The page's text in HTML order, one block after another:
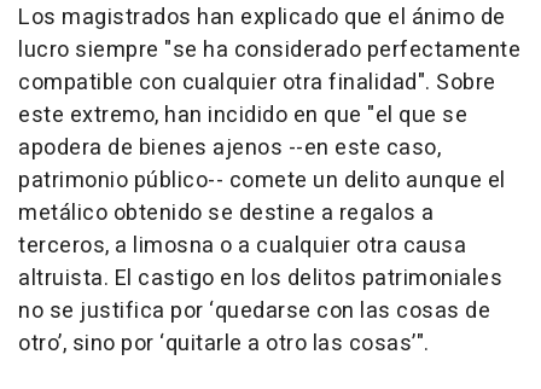
Los magistrados han explicado que el ánimo de
lucro siempre "se ha considerado perfectamente
compatible con cualquier otra finalidad". Sobre
este extremo, han incidido en que "el que se
apodera de bienes ajenos --en este caso,
patrimonio público-- comete un delito aunque el
metálico obtenido se destine a regalos a
terceros, a limosna o a cualquier otra causa
altruista. El castigo en los delitos patrimoniales
no se justifica por ‘quedarse con las cosas de
otro’, sino por ‘quitarle a otro las cosas’".